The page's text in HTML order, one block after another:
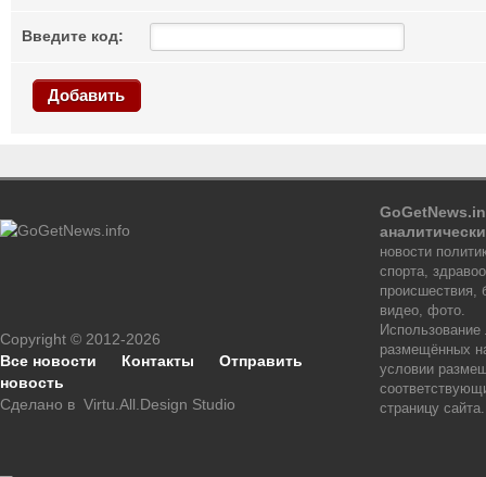
Введите код:
Добавить
Copyright © 2012-2026
Все новости
Контакты
Отправить
новость
Сделано в Virtu.All.Design Studio
новости
спорта,
происшествия,
видео, фото.
размещённых
условии
страницу сайта.